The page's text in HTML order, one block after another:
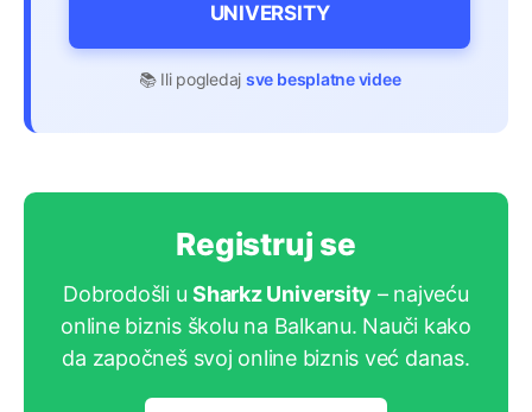
UNIVERSITY
📚 Ili pogledaj sve besplatne videe
Registruj se
Dobrodošli uSharkz University – najveću
online biznis školu na Balkanu. Nauči kako
da započneš svoj online biznis već danas.